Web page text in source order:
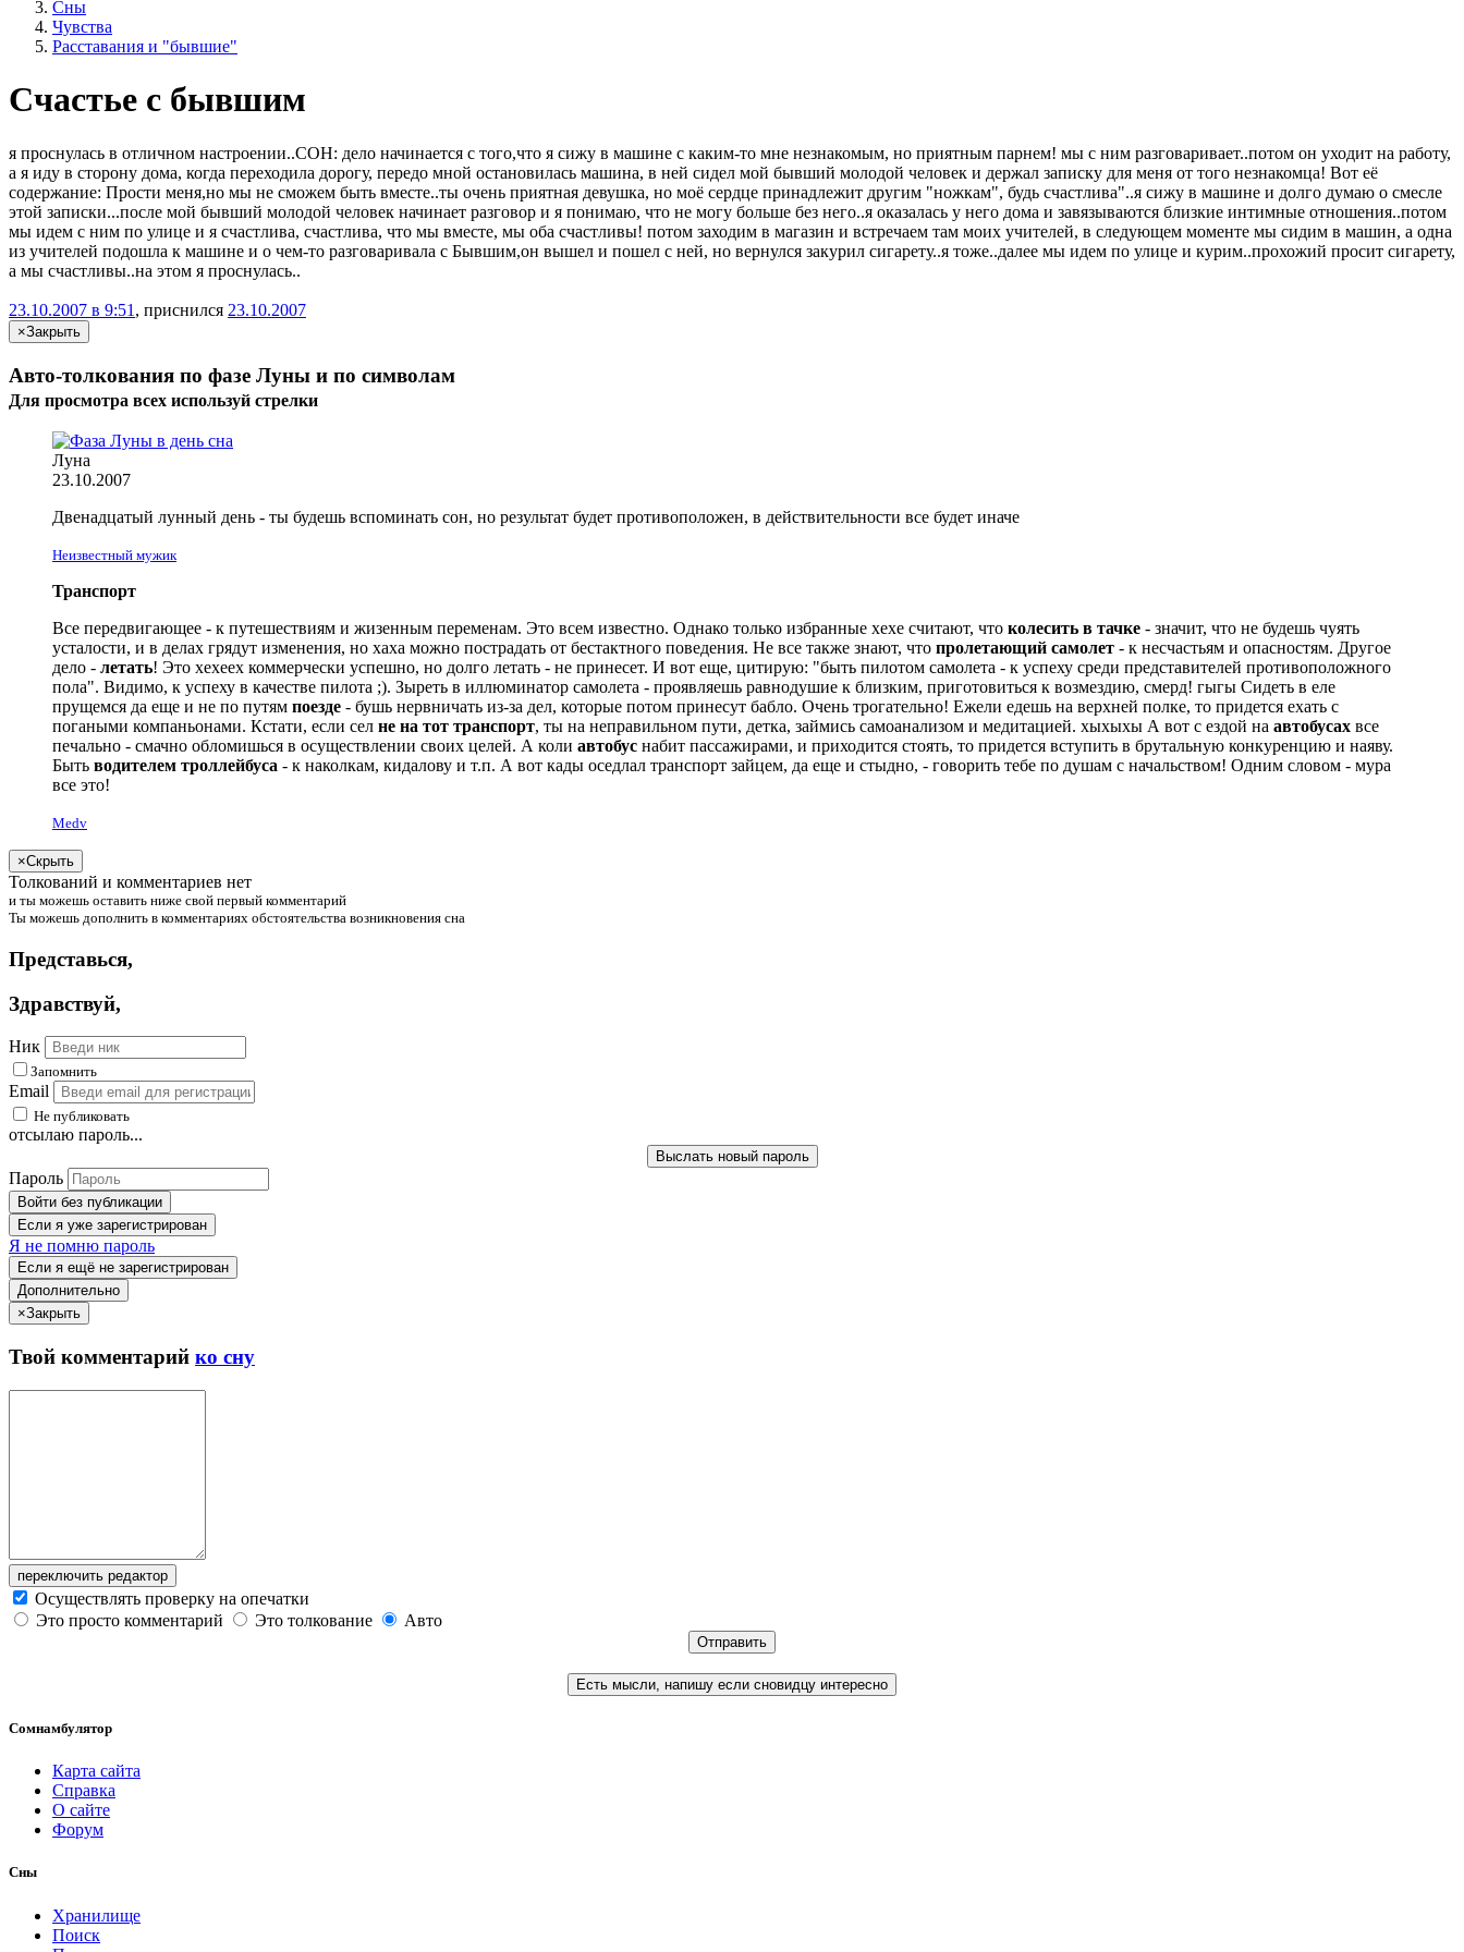
Сны
Чувства
Расставания и "бывшие"
Счастье с бывшим
я проснулась в отличном настроении..СОН: дело начинается с того,что я сижу в машине с каким-то мне незнакомым, но приятным парнем! мы с ним разговаривает..потом он уходит на работу,
а я иду в сторону дома, когда переходила дорогу, передо мной остановилась машина, в ней сидел мой бывший молодой человек и держал записку для меня от того незнакомца! Вот её
содержание: Прости меня,но мы не сможем быть вместе..ты очень приятная девушка, но моё сердце принадлежит другим "ножкам", будь счастлива"..я сижу в машине и долго думаю о смесле
этой записки...после мой бывший молодой человек начинает разговор и я понимаю, что не могу больше без него..я оказалась у него дома и завязываются близкие интимные отношения..потом
мы идем с ним по улице и я счастлива, счастлива, что мы вместе, мы оба счастливы! потом заходим в магазин и встречаем там моих учителей, в следующем моменте мы сидим в машин, а одна
из учителей подошла к машине и о чем-то разговаривала с Бывшим,он вышел и пошел с ней, но вернулся закурил сигарету..я тоже..далее мы идем по улице и курим..прохожий просит сигарету,
а мы счастливы..на этом я проснулась..
23.10.2007 в 9:51 , приснился 23.10.2007
×Закрыть
Авто-толкования по фазе Луны и по символам
Для просмотра всех используй стрелки
Луна
23.10.2007
Двенадцатый лунный день - ты будешь вспоминать сон, но результат будет противоположен, в действительности все будет иначе
Неизвестный мужик
Транспорт
Все передвигающее - к путешествиям и жизенным переменам. Это всем известно. Однако только избранные хехе считают, что колесить в тачке - значит, что не будешь чуять
усталости, и в делах грядут изменения, но хаха можно пострадать от бестактного поведения. Не все также знают, что пролетающий самолет - к несчастьям и опасностям. Другое
дело - летать! Это хехеех коммерчески успешно, но долго летать - не принесет. И вот еще, цитирую: "быть пилотом самолета - к успеху среди представителей противоположного
пола". Видимо, к успеху в качестве пилота ;). Зыреть в иллюминатор самолета - проявляешь равнодушие к близким, приготовиться к возмездию, смерд! гыгы Сидеть в еле
прущемся да еще и не по путям поезде - бушь нервничать из-за дел, которые потом принесут бабло. Очень трогательно! Ежели едешь на верхней полке, то придется ехать с
погаными компаньонами. Кстати, если сел не на тот транспорт, ты на неправильном пути, детка, займись самоанализом и медитацией. хыхыхы А вот с ездой на автобусах все
печально - смачно обломишься в осуществлении своих целей. А коли автобус набит пассажирами, и приходится стоять, то придется вступить в брутальную конкуренцию и наяву.
Быть водителем троллейбуса - к наколкам, кидалову и т.п. А вот кады оседлал транспорт зайцем, да еще и стыдно, - говорить тебе по душам с начальством! Одним словом - мура
все это!
Medv
×Скрыть
Толкований и комментариев нет
и ты можешь оставить ниже свой первый комментарий
Ты можешь дополнить в комментариях обстоятельства возникновения сна
Представься,
Здравствуй,
Ник
Запомнить
Email
Не публиковать
отсылаю пароль...
Выслать новый пароль
Пароль
Войти без публикации
Если я уже зарегистрирован
Я не помню пароль
Если я ещё не зарегистрирован
Дополнительно
×Закрыть
Твой комментарий ко сну
переключить редактор
Осуществлять проверку на опечатки
Это просто комментарий
Это толкование Авто
Отправить
Есть мысли, напишу если сновидцу интересно
Сомнамбулятор
Карта сайта
Справка
О сайте
Форум
Сны
Хранилище
Поиск